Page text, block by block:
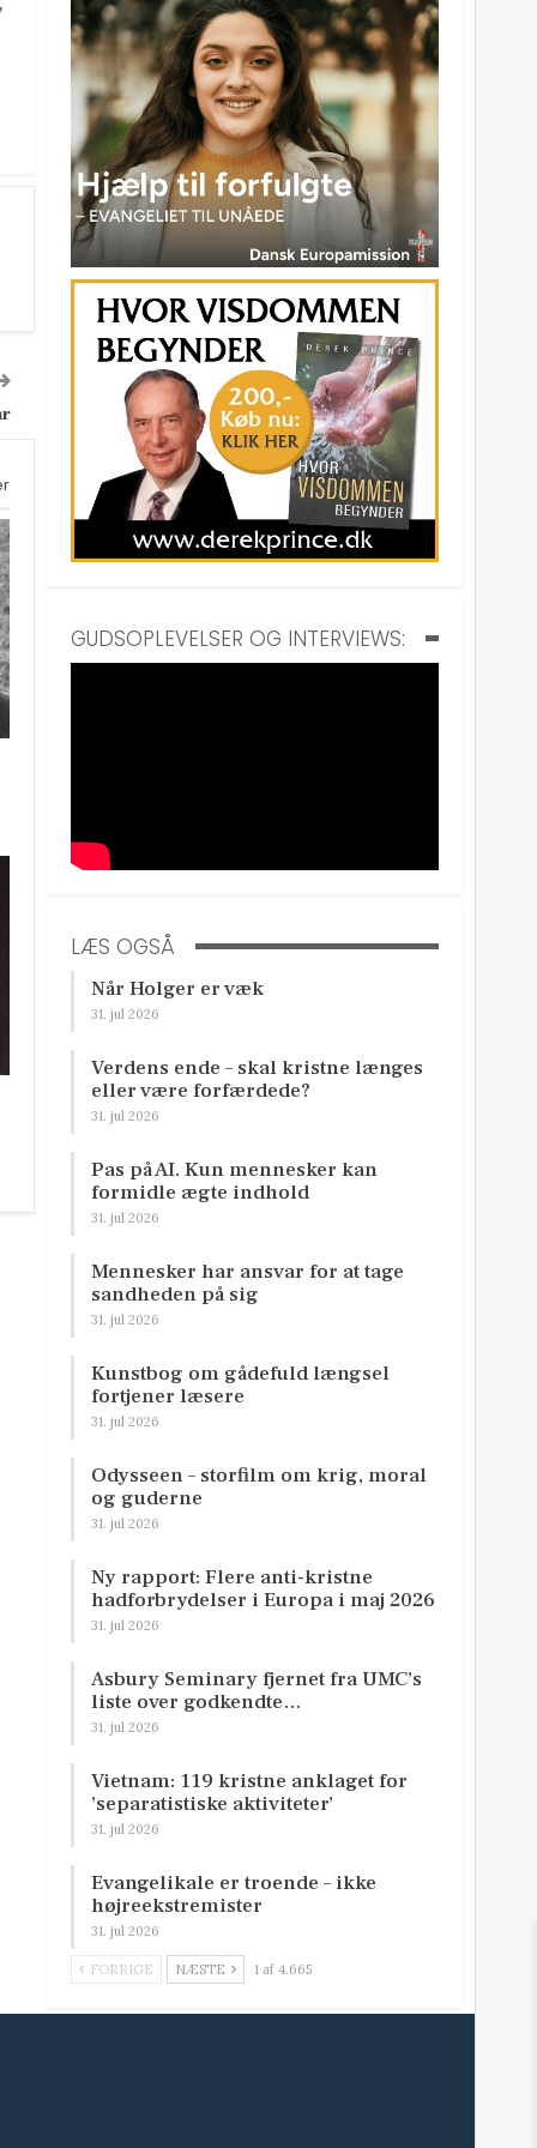
GUDSOPLEVELSER OG INTERVIEWS:
LÆS OGSÅ
Når Holger er væk
31. jul 2026
Verdens ende – skal kristne længes
eller være forfærdede?
31. jul 2026
Pas på AI. Kun mennesker kan
formidle ægte indhold
31. jul 2026
Mennesker har ansvar for at tage
sandheden på sig
31. jul 2026
Kunstbog om gådefuld længsel
fortjener læsere
31. jul 2026
Odysseen – storfilm om krig, moral
og guderne
31. jul 2026
Ny rapport: Flere anti-kristne
hadforbrydelser i Europa i maj 2026
31. jul 2026
Asbury Seminary fjernet fra UMC’s
liste over godkendte…
31. jul 2026
Vietnam: 119 kristne anklaget for
’separatistiske aktiviteter’
31. jul 2026
Evangelikale er troende – ikke
højreekstremister
31. jul 2026
FORRIGE NÆSTE 1 af 4.665